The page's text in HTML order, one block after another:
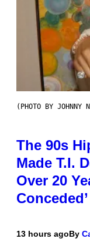
(PHOTO BY JOHNNY
The 90s
Made T.I.
Over 20
Conceded’
13 hours agoBy